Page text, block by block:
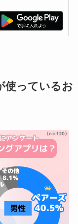
使っているお